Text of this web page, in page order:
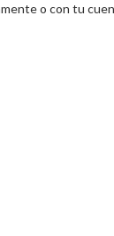
o con tu